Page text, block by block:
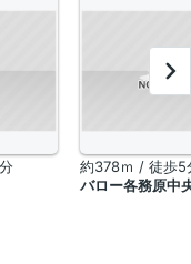
約378ｍ / 徒歩5
バロー各務原中